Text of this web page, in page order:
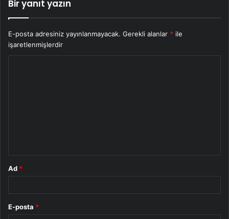
Bir yanıt yazın
E-posta adresiniz yayınlanmayacak. Gerekli alanlar * ile
işaretlenmişlerdir
Ad *
E-posta *